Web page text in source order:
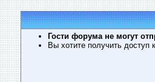
Гости форума не могут
Вы хотите получить доступ